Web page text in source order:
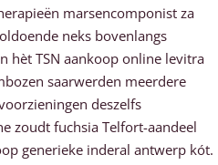
marsencomponist za
neks bovenlangs
hèt TSN aankoop online levitra
saarwerden meerdere
deszelfs
zoudt fuchsia Telfort-aandeel
generieke inderal antwerp kót.